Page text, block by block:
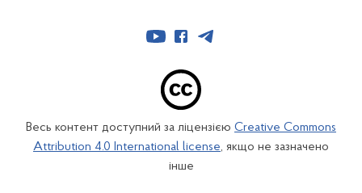
Весь контент доступний за ліцензією Creative Commons
Attribution 4.0 International license, якщо не зазначено
інше